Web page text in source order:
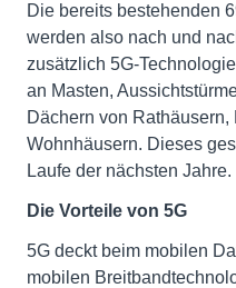
Die bereits bestehenden
werden also nach und
zusätzlich 5G-
an Masten,
Dächern von
Wohnhäusern. Dieses
Laufe der nächsten Jahre.
Die Vorteile von 5G
5G deckt beim mobilen
mobilen